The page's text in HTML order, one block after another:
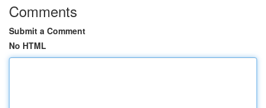
Comments
Submit a Comment
No HTML